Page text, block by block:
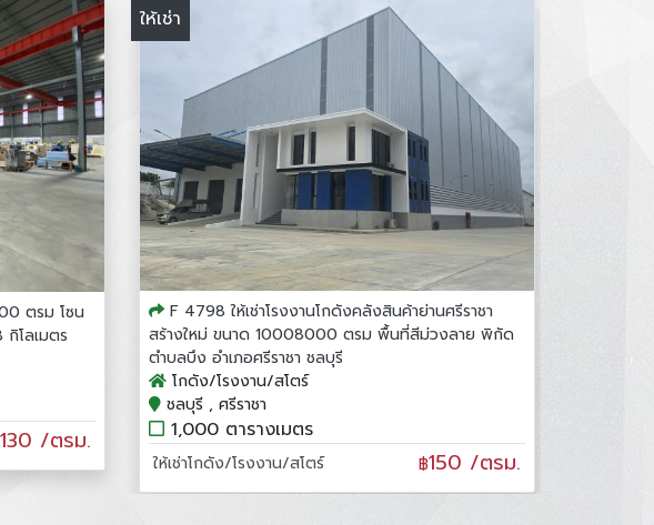
ตรม โซน
กิโลเมตร
130 /ตรม.
ให้เช่า
F 4798 ให้เช่าโรงงานโกดังคลังสินค้าย่านศรีราชา
สร้างใหม่ ขนาด 10008000 ตรม พื้นที่สีม่วงลาย พิกัด
ตำบลบึง อำเภอศรีราชา ชลบุรี
โกดัง/โรงงาน/สโตร์
ชลบุรี , ศรีราชา
1,000 ตารางเมตร
ให้เช่าโกดัง/โรงงาน/สโตร์ ฿150 /ตรม.